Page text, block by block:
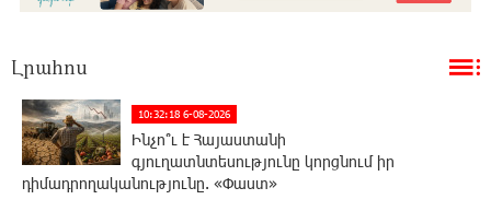
Լրահոս
10:32:18 6-08-2026
Ինչո՞ւ է Հայաստանի
գյուղատնտեսությունը կորցնում իր
դիմադրողականությունը. «Փաստ»